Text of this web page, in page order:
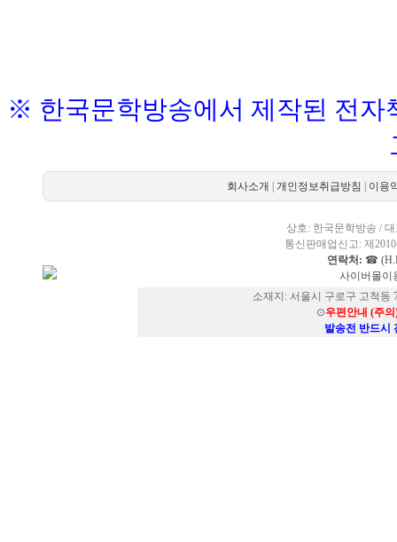
※ 한국문학방송에서 제작된 전자
회사소개 개인정보취급방침 이용
상호: 한국문학방송 /
통신판매업신고: 제
연락처: ☎
사이버몰이
소재지: 서울시 구로구 고척동
⊙우편안내 (주
발송전 반드시